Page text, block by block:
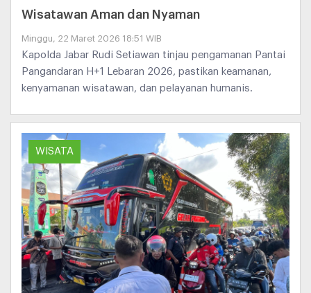
Wisatawan Aman dan Nyaman
Minggu, 22 Maret 2026 18:51 WIB
Kapolda Jabar Rudi Setiawan tinjau pengamanan Pantai
Pangandaran H+1 Lebaran 2026, pastikan keamanan,
kenyamanan wisatawan, dan pelayanan humanis.
WISATA